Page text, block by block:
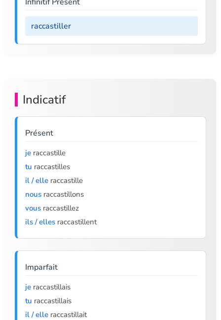
raccastiller
Indicatif
Présent
je raccastille
tu raccastilles
il / elle raccastille
nous raccastillons
vous raccastillez
ils / elles raccastillent
Imparfait
je raccastillais
tu raccastillais
il / elle raccastillait